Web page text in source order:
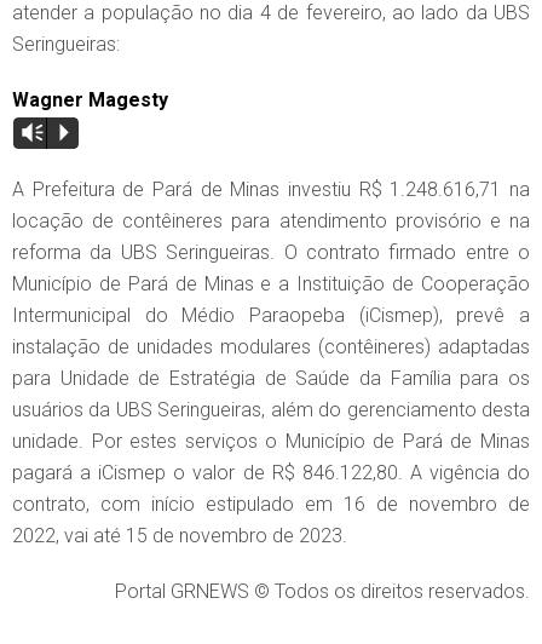
atender a população no dia 4 de fevereiro, ao lado da UBS
Seringueiras:
Wagner Magesty
Vm P
A Prefeitura de Pará de Minas investiu R$ 1.248.616,71 na
locação de contêineres para atendimento provisório e na
reforma da UBS Seringueiras. O contrato firmado entre o
Município de Pará de Minas e a Instituição de Cooperação
Intermunicipal do Médio Paraopeba (iCismep), prevê a
instalação de unidades modulares (contêineres) adaptadas
para Unidade de Estratégia de Saúde da Família para os
usuários da UBS Seringueiras, além do gerenciamento desta
unidade. Por estes serviços o Município de Pará de Minas
pagará a iCismep o valor de R$ 846.122,80. A vigência do
contrato, com início estipulado em 16 de novembro de
2022, vai até 15 de novembro de 2023.
Portal GRNEWS © Todos os direitos reservados.